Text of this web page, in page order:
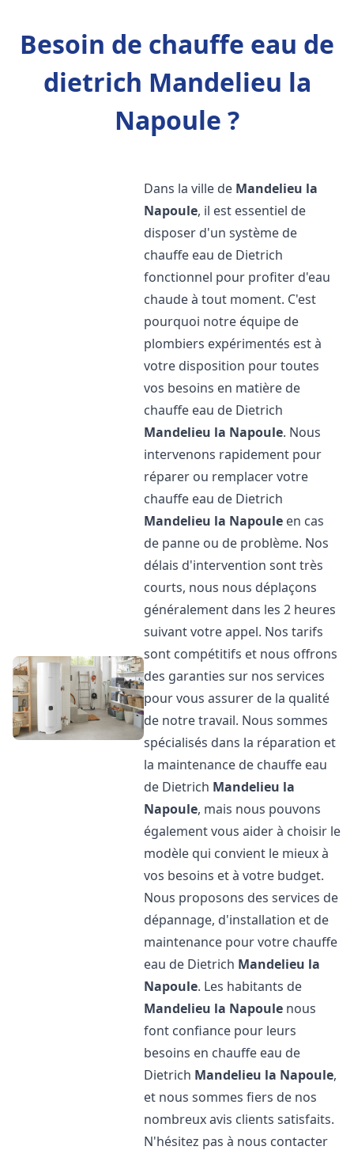
Besoin de chauffe eau de
dietrich Mandelieu la
Napoule ?
Dans la ville de Mandelieu la
Napoule, il est essentiel de
disposer d'un système de
chauffe eau de Dietrich
fonctionnel pour profiter d'eau
chaude à tout moment. C'est
pourquoi notre équipe de
plombiers expérimentés est à
votre disposition pour toutes
vos besoins en matière de
chauffe eau de Dietrich
Mandelieu la Napoule. Nous
intervenons rapidement pour
réparer ou remplacer votre
chauffe eau de Dietrich
Mandelieu la Napoule en cas
de panne ou de problème. Nos
délais d'intervention sont très
courts, nous nous déplaçons
généralement dans les 2 heures
suivant votre appel. Nos tarifs
sont compétitifs et nous offrons
des garanties sur nos services
pour vous assurer de la qualité
de notre travail. Nous sommes
spécialisés dans la réparation et
la maintenance de chauffe eau
de Dietrich Mandelieu la
Napoule, mais nous pouvons
également vous aider à choisir le
modèle qui convient le mieux à
vos besoins et à votre budget.
Nous proposons des services de
dépannage, d'installation et de
maintenance pour votre chauffe
eau de Dietrich Mandelieu la
Napoule. Les habitants de
Mandelieu la Napoule nous
font confiance pour leurs
besoins en chauffe eau de
Dietrich Mandelieu la Napoule,
et nous sommes fiers de nos
nombreux avis clients satisfaits.
N'hésitez pas à nous contacter